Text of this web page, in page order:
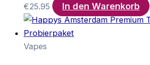
€25.95 In den Warenkorb
Vapes